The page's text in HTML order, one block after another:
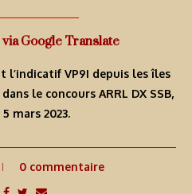
Google Translate
l’indicatif VP9I depuis les îles
le concours ARRL DX SSB,
mars 2023.
0 commentaire